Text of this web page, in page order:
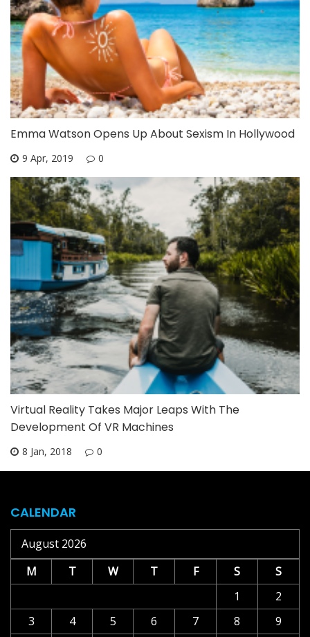
Emma Watson Opens Up About Sexism In Hollywood
9 Apr, 2019 0
Virtual Reality Takes Major Leaps With The
Development Of VR Machines
8 Jan, 2018 0
CALENDAR
August 2026
M
T W T F S
S
1
2
3
4 5 6 7 8
9